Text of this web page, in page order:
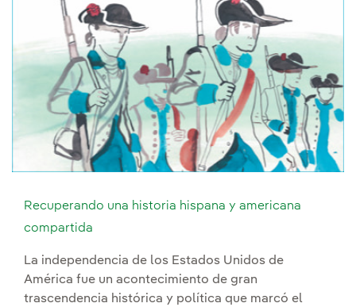
Recuperando una historia hispana y americana
compartida
La independencia de los Estados Unidos de
América fue un acontecimiento de gran
trascendencia histórica y política que marcó el